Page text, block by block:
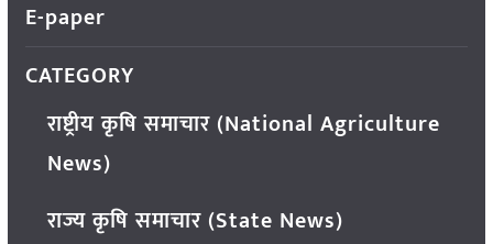
E-paper
CATEGORY
राष्ट्रीय कृषि समाचार (National Agriculture
News)
राज्य कृषि समाचार (State News)